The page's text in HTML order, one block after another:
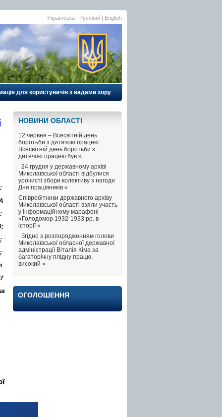
Українська | Русский | English
для користувачів з вадами зору
НОВИНИ ОБЛАСТI
12 червня – Всесвітній день
боротьби з дитячою працею
Всесвітній день боротьби з
дитячою працею був »
24 грудня у державному архіві
Миколаївської області відбулися
урочисті збори колективу з нагоди
Дня працівників »
Співробітники державного архіву
Миколаївської області взяли участь
у інформаційному марафоні
«Голодомор 1932-1933 рр. в
історії »
Згідно з розпорядженням голови
Миколаївської обласної державної
адміністрації Віталія Кіма за
багаторічну плідну працю,
високий »
ОГОЛОШЕННЯ